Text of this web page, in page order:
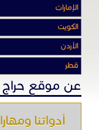
عن موقع
أدواتنا